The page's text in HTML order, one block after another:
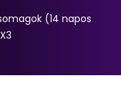
(14 napos